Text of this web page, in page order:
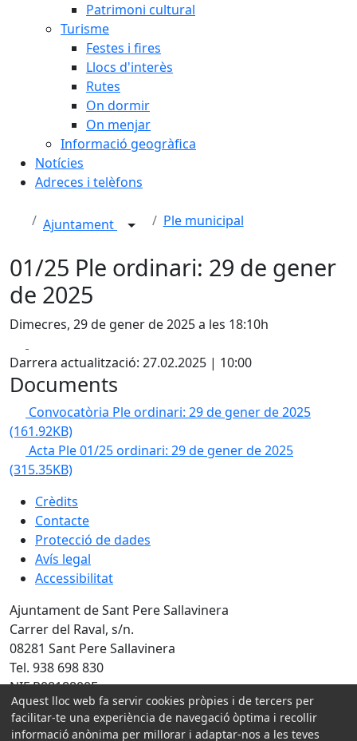
Patrimoni cultural
Turisme
Festes i fires
Llocs d'interès
Rutes
On dormir
On menjar
Informació geogràfica
Notícies
Adreces i telèfons
Ajuntament Ple municipal
01/25 Ple ordinari: 29 de gener
de 2025
Dimecres, 29 de gener de 2025 a les 18:10h
Darrera actualització: 27.02.2025 | 10:00
Documents
Convocatòria Ple ordinari: 29 de gener de 2025
(161.92KB)
Acta Ple 01/25 ordinari: 29 de gener de 2025
(315.35KB)
Crèdits
Contacte
Protecció de dades
Avís legal
Accessibilitat
Ajuntament de Sant Pere Sallavinera
Carrer del Raval, s/n.
08281 Sant Pere Sallavinera
Tel. 938 698 830
NIF P0818800E
Amb la col·laboració de:
Aquest lloc web fa servir cookies pròpies i de tercers per
facilitar-te una experiència de navegació òptima i recollir
informació anònima per millorar i adaptar-nos a les teves